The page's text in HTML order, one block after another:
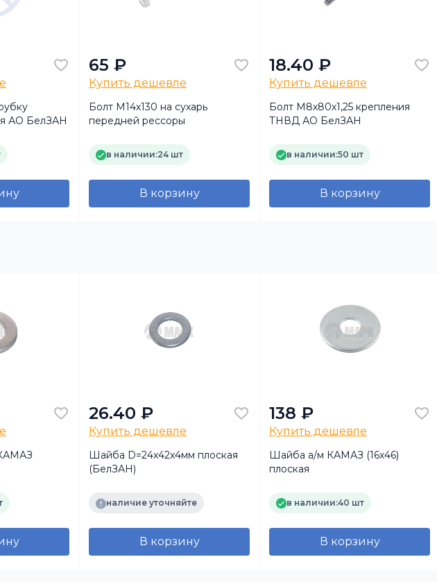
АО БелЗАН
65 ₽
Купить дешевле
Болт М14х130 на сухарь
передней рессоры
в наличии:24 шт
В корзину
18.40 ₽
Купить дешевле
Болт М8х80х1,25 крепления
ТНВД АО БелЗАН
в наличии:50 шт
В корзину
26.40 ₽
Купить дешевле
Шайба D=24х42х4мм плоская
(БелЗАН)
наличие уточняйте
В корзину
138 ₽
Купить дешевле
Шайба а/м КАМАЗ (16х46)
плоская
в наличии:40 шт
В корзину